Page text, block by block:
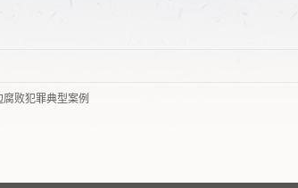
败犯罪典型案例